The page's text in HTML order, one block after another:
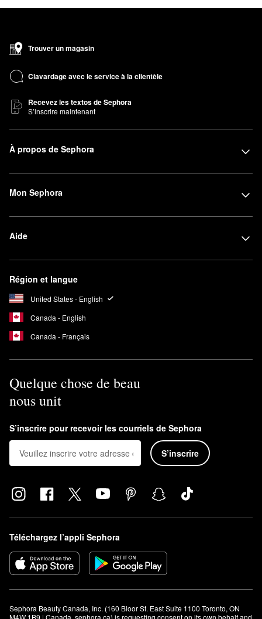
Trouver un magasin
Clavardage avec le service à la clientèle
Recevez les textos de Sephora
S’inscrire maintenant
À propos de Sephora
Mon Sephora
Aide
Région et langue
United States - English
Canada - English
Canada - Français
Quelque chose de beau
nous unit
S’inscrire pour recevoir les courriels de Sephora
S’inscrire
Téléchargez l’appli Sephora
Sephora Beauty Canada, Inc. (160 Bloor St. East Suite 1100 Toronto, ON
M4W 1B9 | Canada, sephora.ca) is requesting consent on its own behalf and